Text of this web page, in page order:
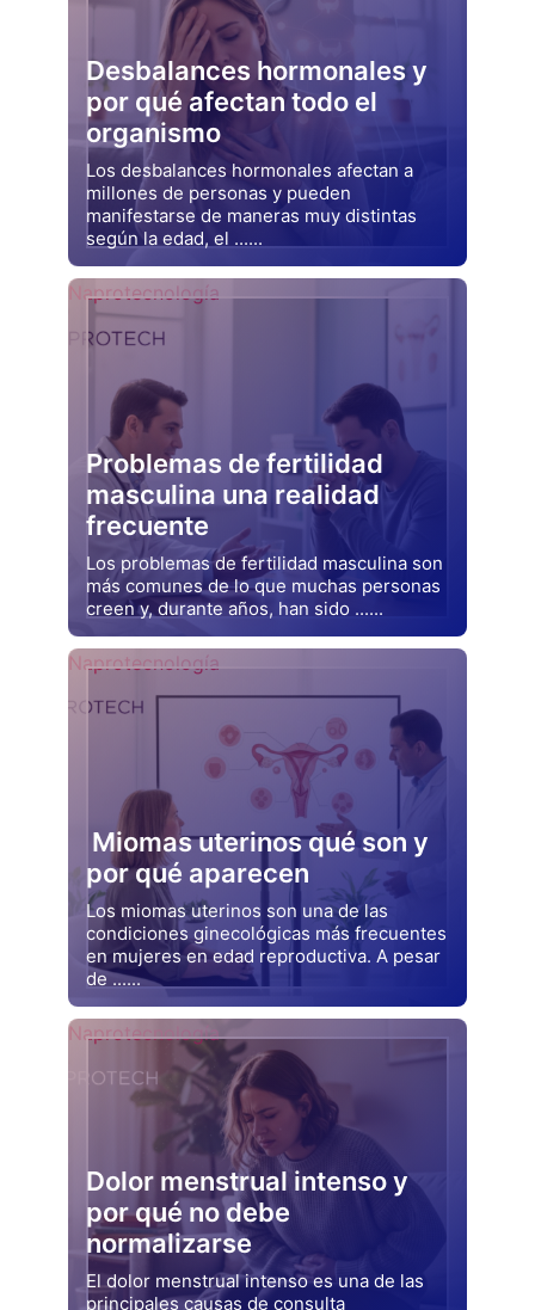
Desbalances hormonales y
por qué afectan todo el
organismo
Los desbalances hormonales afectan a
millones de personas y pueden
manifestarse de maneras muy distintas
según la edad, el ......
Drjluquerna
Problemas de fertilidad
masculina una realidad
frecuente
Los problemas de fertilidad masculina son
más comunes de lo que muchas personas
creen y, durante años, han sido ......
Drjluquerna
Naprotecnología
Miomas uterinos qué son y
por qué aparecen
Los miomas uterinos son una de las
condiciones ginecológicas más frecuentes
en mujeres en edad reproductiva. A pesar
de ......
Drjluquerna
Naprotecnología
Dolor menstrual intenso y
por qué no debe
normalizarse
El dolor menstrual intenso es una de las
principales causas de consulta
Naprotecnología